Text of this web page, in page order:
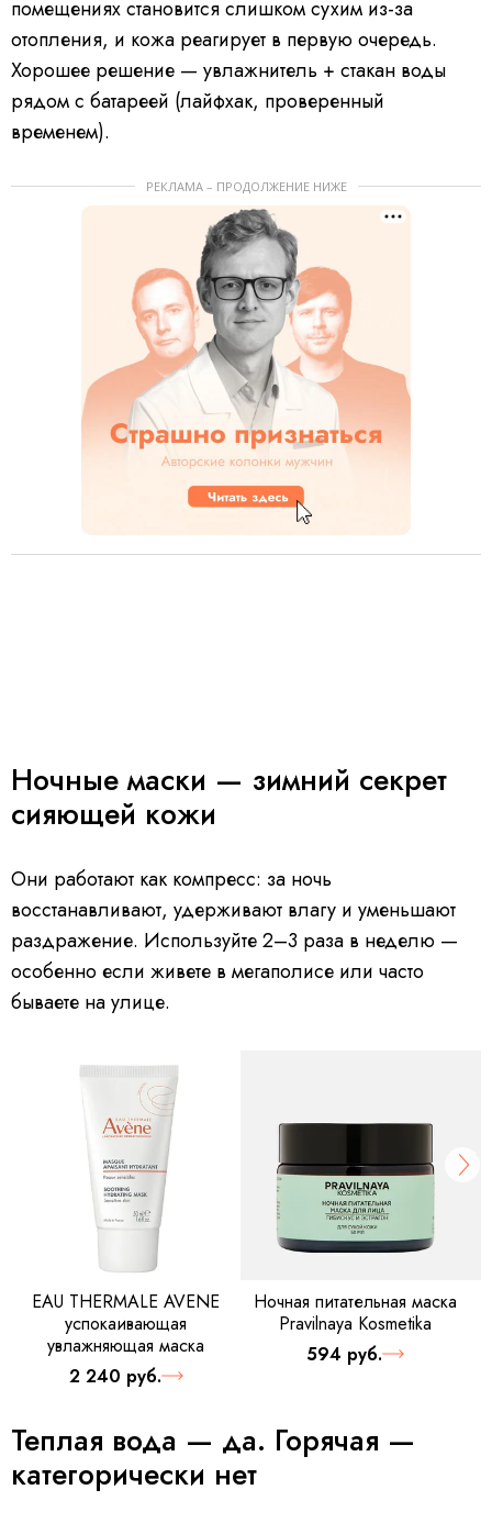
помещениях становится слишком сухим из-за
отопления, и кожа реагирует в первую очередь.
Хорошее решение — увлажнитель + стакан воды
рядом с батареей (лайфхак, проверенный
временем).
РЕКЛАМА – ПРОДОЛЖЕНИЕ НИЖЕ
Ночные маски — зимний секрет
сияющей кожи
Они работают как компресс: за ночь
восстанавливают, удерживают влагу и уменьшают
раздражение. Используйте 2–3 раза в неделю —
особенно если живете в мегаполисе или часто
бываете на улице.
EAU THERMALE AVENE
успокаивающая
увлажняющая маска
2 240 руб.
Ночная питательная маска
Pravilnaya Kosmetika
594 руб.
Теплая вода — да. Горячая —
категорически нет